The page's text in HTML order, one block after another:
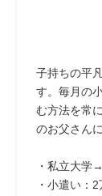
子持ちの平
す。毎月の
む方法を常
のお父さん
・私立大学
・小遣い：2